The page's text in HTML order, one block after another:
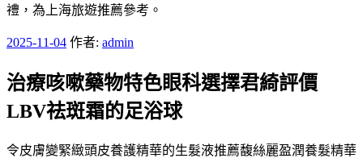
容
禮，為上海旅遊推薦參考。
發
於
2025-11-04 作者: admin
治療咳嗽藥物特色眼科選擇君綺評價
LBV祛斑霜的足浴球
令皮膚變緊緻頭皮養護精華的生髮液推薦馥絲麗盈潤養髮精華